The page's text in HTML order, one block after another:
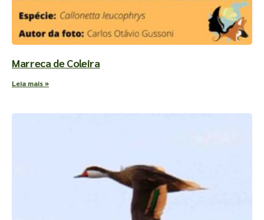
Marreca de Coleira
Leia mais »